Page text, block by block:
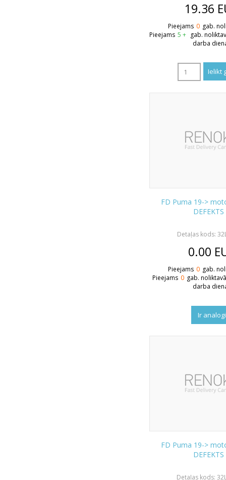
19.36
Pieejams 0 gab.
Pieejams 5 + gab.
darba
FD Puma 19->
DEFEKTS
Detaļas kods:
0.00
Pieejams 0 gab.
Pieejams 0 gab.
darba
Ir analogi
FD Puma 19->
Detaļas kods: